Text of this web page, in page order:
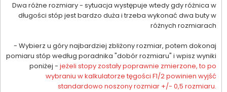
Dwa różne rozmiary - sytuacja występuje wtedy gdy różnica w
długości stóp jest bardzo duża i trzeba wykonać dwa buty w
różnych rozmiarach
- Wybierz u góry najbardziej zbliżony rozmiar, potem dokonaj
pomiaru stóp według poradnika "dobór rozmiaru" i wpisz wyniki
poniżej - jeżeli stopy zostały poprawnie zmierzone, to po
wybraniu w kalkulatorze tęgości F1/2 powinien wyjść
standardowo noszony rozmiar +/- 0,5 rozmiaru.